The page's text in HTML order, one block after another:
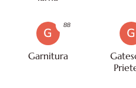
G
Garnitura
88
G